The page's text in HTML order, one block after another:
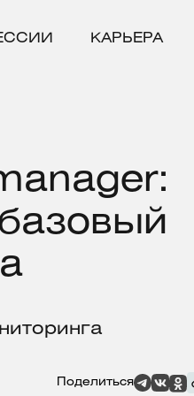
КАРЬЕРА
Поделиться